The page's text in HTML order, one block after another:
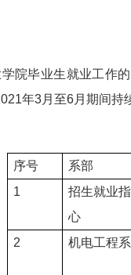
院毕业生就业工作
年3月至6月期间持
序号
系部
1
招生就业
心
2
机电工程系